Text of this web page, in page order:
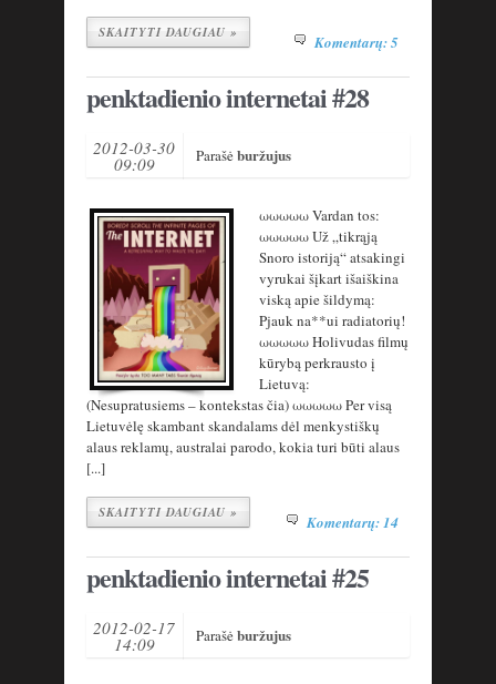
SKAITYTI DAUGIAU » Komentarų: 5
penktadienio internetai #28
2012-03-30
09:09 Parašėburžujus
ωωωωω Vardan tos:
ωωωωω Už „tikrąją
Snoro istoriją“ atsakingi
vyrukai šįkart išaiškina
viską apie šildymą:
Pjauk na**ui radiatorių!
ωωωωω Holivudas filmų
kūrybą perkrausto į
Lietuvą:
(Nesupratusiems – kontekstas čia) ωωωωω Per visą
Lietuvėlę skambant skandalams dėl menkystiškų
alaus reklamų, australai parodo, kokia turi būti alaus
[...]
SKAITYTI DAUGIAU » Komentarų: 14
penktadienio internetai #25
2012-02-17
14:09 Parašėburžujus